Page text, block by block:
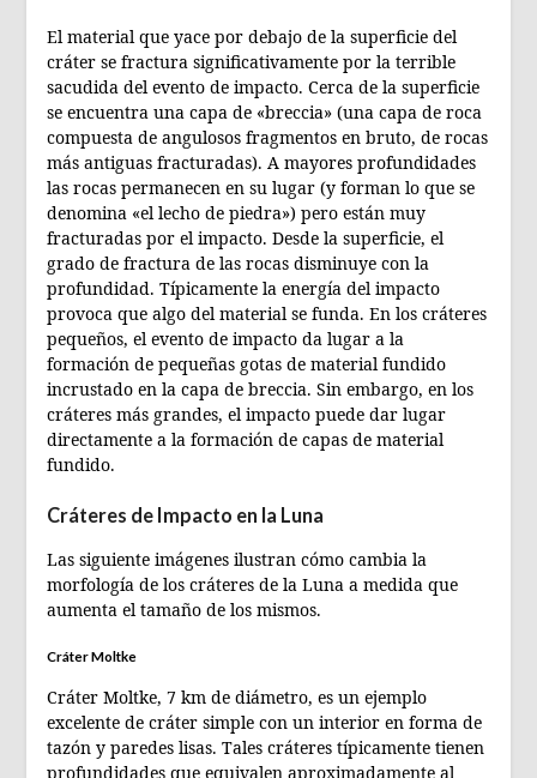
El material que yace por debajo de la superficie del
cráter se fractura significativamente por la terrible
sacudida del evento de impacto. Cerca de la superficie
se encuentra una capa de «breccia» (una capa de roca
compuesta de angulosos fragmentos en bruto, de rocas
más antiguas fracturadas). A mayores profundidades
las rocas permanecen en su lugar (y forman lo que se
denomina «el lecho de piedra») pero están muy
fracturadas por el impacto. Desde la superficie, el
grado de fractura de las rocas disminuye con la
profundidad. Típicamente la energía del impacto
provoca que algo del material se funda. En los cráteres
pequeños, el evento de impacto da lugar a la
formación de pequeñas gotas de material fundido
incrustado en la capa de breccia. Sin embargo, en los
cráteres más grandes, el impacto puede dar lugar
directamente a la formación de capas de material
fundido.
Cráteres de Impacto en la Luna
Las siguiente imágenes ilustran cómo cambia la
morfología de los cráteres de la Luna a medida que
aumenta el tamaño de los mismos.
Cráter Moltke
Cráter Moltke, 7 km de diámetro, es un ejemplo
excelente de cráter simple con un interior en forma de
tazón y paredes lisas. Tales cráteres típicamente tienen
profundidades que equivalen aproximadamente al